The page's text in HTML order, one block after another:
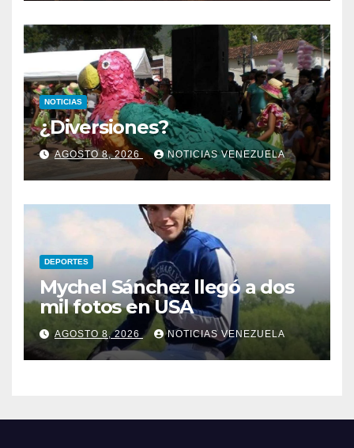
NOTICIAS
¿Diversiones?
AGOSTO 8, 2026 NOTICIAS VENEZUELA
DEPORTES
Mychel Sánchez llegó a dos
mil fotos en USA
AGOSTO 8, 2026 NOTICIAS VENEZUELA